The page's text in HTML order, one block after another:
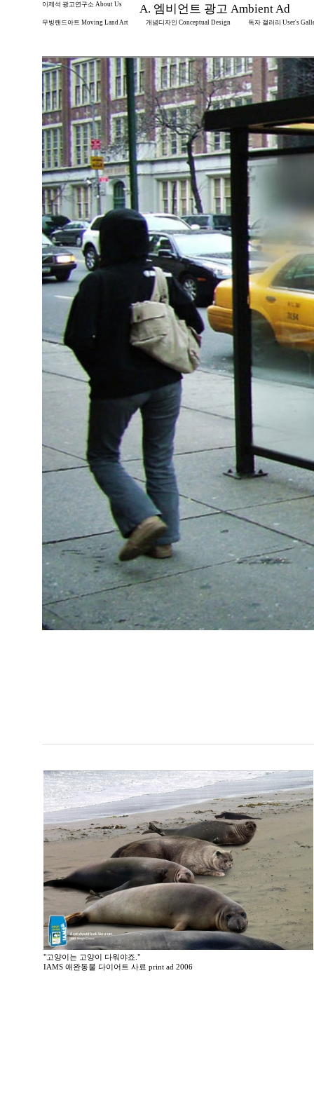
이제석 광고연구소 About Us A. 엠비언트 광고 Ambient Ad
무빙랜드아트 Moving Land Art 개념디자인 Conceptual Design 독자 갤러리 User's
"고양이는 고양이 다워야죠."
IAMS 애완동물 다이어트 사료 print ad 2006